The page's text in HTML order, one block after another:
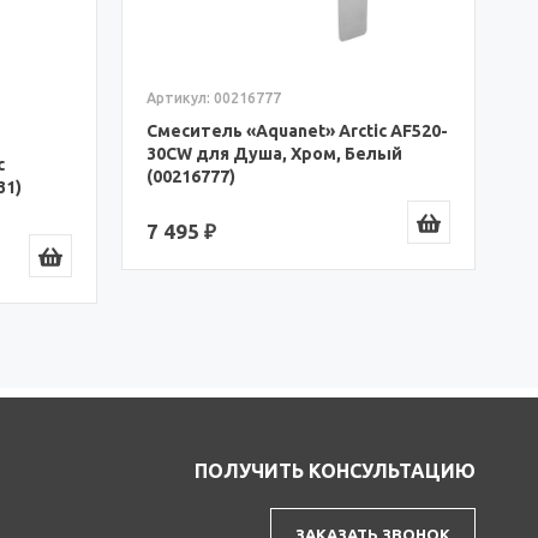
Артикул: 00216777
Смеситель «Aquanet» Arctic AF520-
30СW для Душа, Хром, Белый
(00216777)
7 495 ₽
ПОЛУЧИТЬ КОНСУЛЬТАЦИЮ
ЗАКАЗАТЬ ЗВОНОК